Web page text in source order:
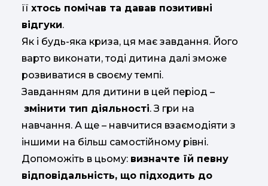
її хтось помічав та давав позитивні
відгуки.
Як і будь-яка криза, ця має завдання. Його
варто виконати, тоді дитина далі зможе
розвиватися в своєму темпі.
Завданням для дитини в цей період –
змінити тип діяльності. З гри на
навчання. А ще – навчитися взаємодіяти з
іншими на більш самостійному рівні.
Допоможіть в цьому: визначте їй певну
відповідальність, що підходить до